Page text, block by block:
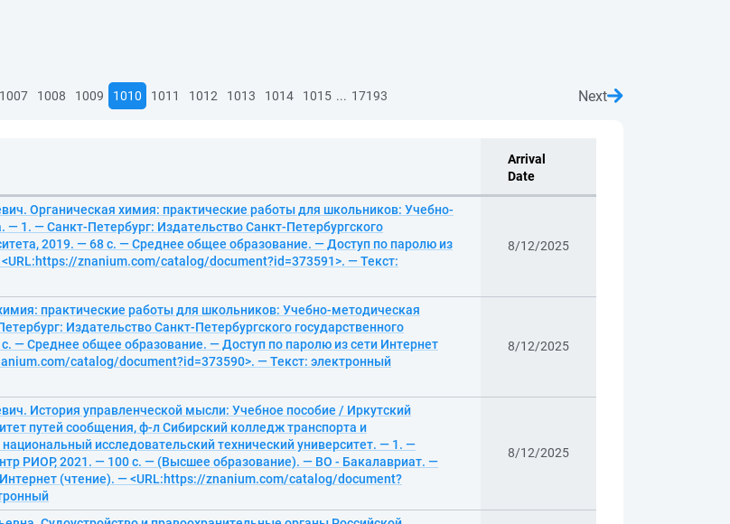
1007 1008 1009 1010 1011 1012 1013 1014 1015 ... 17193 Next
Arrival
Date
Органическая химия: практические работы для школьников: Учебно-
— 1. — Санкт-Петербург: Издательство Санкт-Петербургского
2019. — 68 с. — Среднее общее образование. — Доступ по паролю из
znanium.com/catalog/document?id=373591>. — Текст:
8/12/2025
практические работы для школьников: Учебно-методическая
Издательство Санкт-Петербургского государственного
— Среднее общее образование. — Доступ по паролю из сети Интернет
catalog/document?id=373590>. — Текст: электронный
8/12/2025
История управленческой мысли: Учебное пособие / Иркутский
путей сообщения, ф-л Сибирский колледж транспорта и
национальный исследовательский технический университет. — 1. —
РИОР, 2021. — 100 с. — (Высшее образование). — ВО - Бакалавриат. —
(чтение). — <URL:https://znanium.com/catalog/document?
8/12/2025